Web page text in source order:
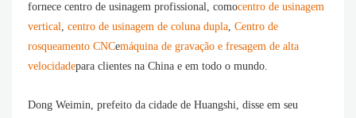
fornece centro de usinagem profissional, comocentro de usinagem
vertical, centro de usinagem de coluna dupla, Centro de
rosqueamento CNCemáquina de gravação e fresagem de alta
velocidadepara clientes na China e em todo o mundo.
Dong Weimin, prefeito da cidade de Huangshi, disse em seu